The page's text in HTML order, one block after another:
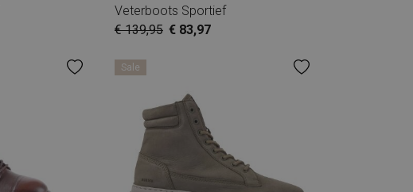
Veterboots Sportief
€ 139,95 € 83,97
Sale